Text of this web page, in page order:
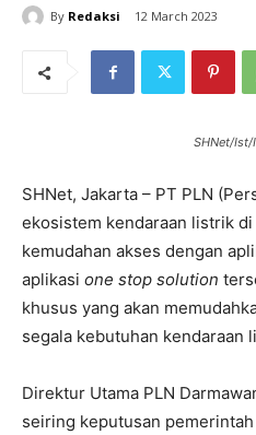
By Redaksi 12 March 2023
SHNet/Ist/
SHNet, Jakarta – PT PLN
ekosistem kendaraan listrik
kemudahan akses dengan
aplikasi one stop solution
khusus yang akan
segala kebutuhan kendaraan
Direktur Utama PLN
seiring keputusan